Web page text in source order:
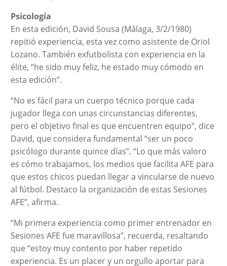
Psicología
En esta edición, David Sousa (Málaga, 3/2/1980)
repitió experiencia, esta vez como asistente de Oriol
Lozano. También exfutbolista con experiencia en la
élite, “he sido muy feliz, he estado muy cómodo en
esta edición”.
“No es fácil para un cuerpo técnico porque cada
jugador llega con unas circunstancias diferentes,
pero el objetivo final es que encuentren equipo”, dice
David, que considera fundamental “ser un poco
psicólogo durante quince días”. “Lo que más valoro
es cómo trabajamos, los medios que facilita AFE para
que estos chicos puedan llegar a vincularse de nuevo
al fútbol. Destaco la organización de estas Sesiones
AFE”, afirma.
“Mi primera experiencia como primer entrenador en
Sesiones AFE fue maravillosa”, recuerda, resaltando
que “estoy muy contento por haber repetido
experiencia. Es un placer y un orgullo aportar para